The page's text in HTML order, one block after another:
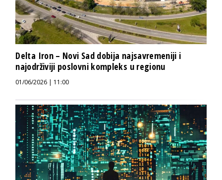
Delta Iron – Novi Sad dobija najsavremeniji i
najodrživiji poslovni kompleks u regionu
01/06/2026 | 11:00